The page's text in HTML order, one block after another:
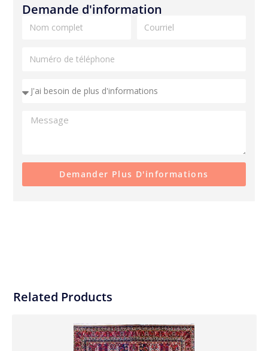
Demande d'information
Demander Plus D'informations
Related Products